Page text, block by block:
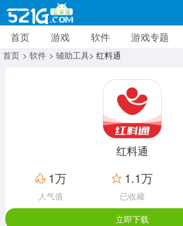
游戏 软件 游戏专题 软件专题
8694款应用
动作闯关
12968款应用
赛车竞速
3633款应用
卡牌对战
2053款应用
手游辅助
首页 游戏 软件 游戏专题
首页 > 软件 > 辅助工具> 红料通
红料通
1万
人气值
1.1万
已收藏
立即下载